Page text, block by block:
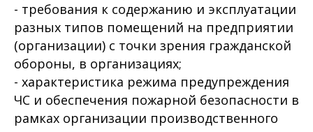
- требования к содержанию и эксплуатации
разных типов помещений на предприятии
(организации) с точки зрения гражданской
обороны, в организациях;
- характеристика режима предупреждения
ЧС и обеспечения пожарной безопасности в
рамках организации производственного